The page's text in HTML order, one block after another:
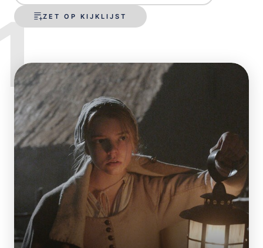
ZET OP KIJKLIJST